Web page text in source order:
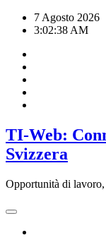
7 Agosto 2026
3:02:39 AM
TI-Web:
Svizzera
Opportunità di